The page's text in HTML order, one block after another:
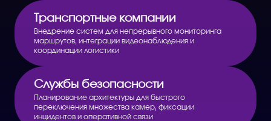
Транспортные компании
Внедрение систем для непрерывного мониторинга
маршрутов, интеграции видеонаблюдения и
координации логистики
Службы безопасности
Планирование архитектуры для быстрого
переключения множества камер, фиксации
инцидентов и оперативной связи